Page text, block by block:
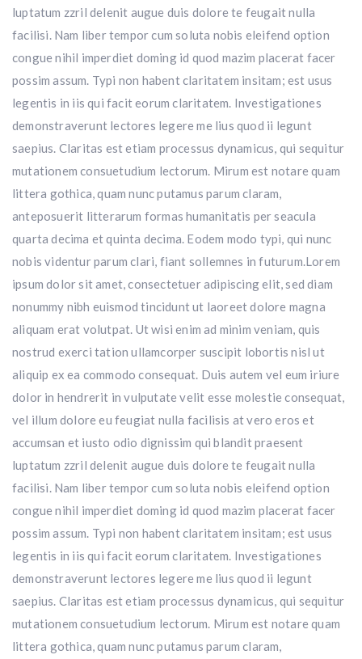
luptatum zzril delenit augue duis dolore te feugait nulla
facilisi. Nam liber tempor cum soluta nobis eleifend option
congue nihil imperdiet doming id quod mazim placerat facer
possim assum. Typi non habent claritatem insitam; est usus
legentis in iis qui facit eorum claritatem. Investigationes
demonstraverunt lectores legere me lius quod ii legunt
saepius. Claritas est etiam processus dynamicus, qui sequitur
mutationem consuetudium lectorum. Mirum est notare quam
littera gothica, quam nunc putamus parum claram,
anteposuerit litterarum formas humanitatis per seacula
quarta decima et quinta decima. Eodem modo typi, qui nunc
nobis videntur parum clari, fiant sollemnes in futurum.Lorem
ipsum dolor sit amet, consectetuer adipiscing elit, sed diam
nonummy nibh euismod tincidunt ut laoreet dolore magna
aliquam erat volutpat. Ut wisi enim ad minim veniam, quis
nostrud exerci tation ullamcorper suscipit lobortis nisl ut
aliquip ex ea commodo consequat. Duis autem vel eum iriure
dolor in hendrerit in vulputate velit esse molestie consequat,
vel illum dolore eu feugiat nulla facilisis at vero eros et
accumsan et iusto odio dignissim qui blandit praesent
luptatum zzril delenit augue duis dolore te feugait nulla
facilisi. Nam liber tempor cum soluta nobis eleifend option
congue nihil imperdiet doming id quod mazim placerat facer
possim assum. Typi non habent claritatem insitam; est usus
legentis in iis qui facit eorum claritatem. Investigationes
demonstraverunt lectores legere me lius quod ii legunt
saepius. Claritas est etiam processus dynamicus, qui sequitur
mutationem consuetudium lectorum. Mirum est notare quam
littera gothica, quam nunc putamus parum claram,